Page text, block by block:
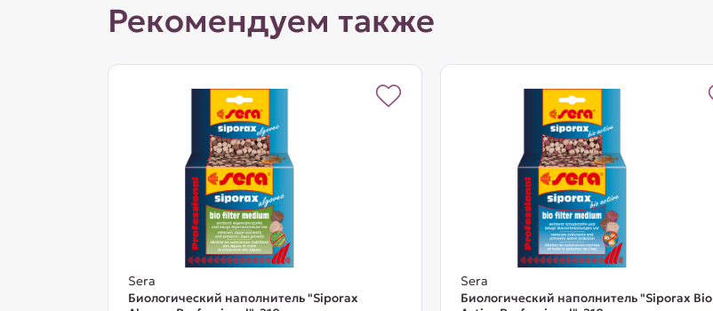
Рекомендуем также
Sera
Биологический наполнитель "Siporax
Sera
Биологический наполнитель "Siporax Bio